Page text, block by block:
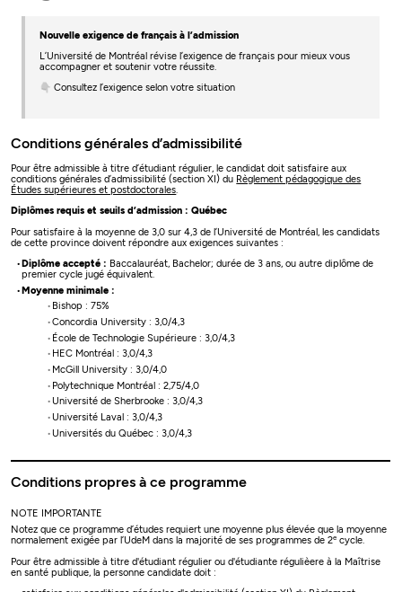
Nouvelle exigence de français à l’admission
L’Université de Montréal révise l’exigence de français pour mieux vous
accompagner et soutenir votre réussite.
👇 Consultez l’exigence selon votre situation
Conditions générales d’admissibilité
Pour être admissible à titre d’étudiant régulier, le candidat doit satisfaire aux
conditions générales d’admissibilité (section XI) du Règlement pédagogique des
Études supérieures et postdoctorales.
Diplômes requis et seuils d’admission : Québec
Pour satisfaire à la moyenne de 3,0 sur 4,3 de l’Université de Montréal, les candidats
de cette province doivent répondre aux exigences suivantes :
Diplôme accepté : Baccalauréat, Bachelor; durée de 3 ans, ou autre diplôme de
premier cycle jugé équivalent.
Moyenne minimale :
Bishop : 75%
Concordia University : 3,0/4,3
École de Technologie Supérieure : 3,0/4,3
HEC Montréal : 3,0/4,3
McGill University : 3,0/4,0
Polytechnique Montréal : 2,75/4,0
Université de Sherbrooke : 3,0/4,3
Université Laval : 3,0/4,3
Universités du Québec : 3,0/4,3
Conditions propres à ce programme
NOTE IMPORTANTE
Notez que ce programme d’études requiert une moyenne plus élevée que la moyenne
normalement exigée par l’UdeM dans la majorité de ses programmes de 2e cycle.
Pour être admissible à titre d'étudiant régulier ou d'étudiante régulièere à la Maîtrise
en santé publique, la personne candidate doit :